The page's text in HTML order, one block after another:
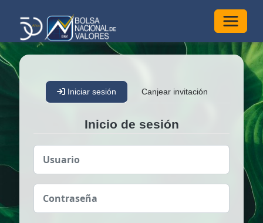
Iniciar sesión Canjear invitación
Inicio de sesión
Usuario
Contraseña